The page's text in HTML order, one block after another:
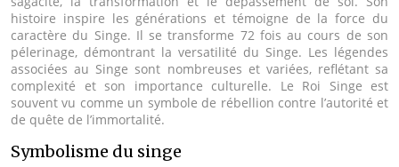
histoire inspire les générations et témoigne de la force du
caractère du Singe. Il se transforme 72 fois au cours de son
pélerinage, démontrant la versatilité du Singe. Les légendes
associées au Singe sont nombreuses et variées, reflétant sa
complexité et son importance culturelle. Le Roi Singe est
souvent vu comme un symbole de rébellion contre l’autorité et
de quête de l’immortalité.
Symbolisme du singe